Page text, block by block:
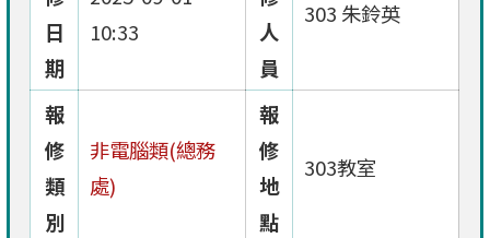
日
期
10:33
人
員
303 朱鈴英
報
修
類
別
非電腦類(總務
處)
報
修
地
點
303教室